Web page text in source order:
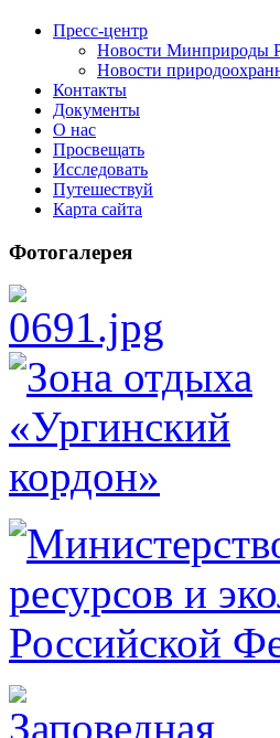
Пресс-центр
Новости Минприроды
Новости
Контакты
Документы
О нас
Просвещать
Исследовать
Путешествуй
Карта сайта
Фотогалерея